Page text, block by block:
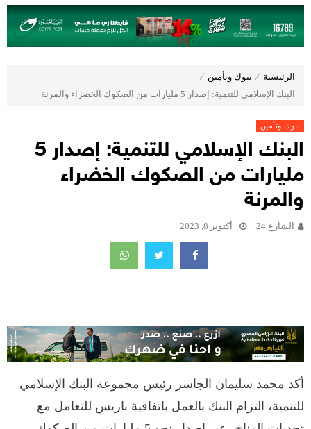
الرئيسية ⁄ بنوك وتأمين ⁄
البنك الإسلامي للتنمية: إصدار 5 مليارات من الصكوك الخضراء والمرنة
بنوك وتأمين
البنك الإسلامي للتنمية: إصدار 5
مليارات من الصكوك الخضراء
والمرنة
الشارع 24 أكتوبر 8, 2023
أكد محمد سليمان الجاسر رئيس مجموعة البنك الإسلامي
للتنمية، التزام البنك بالعمل باتفاقية باريس للتعامل مع